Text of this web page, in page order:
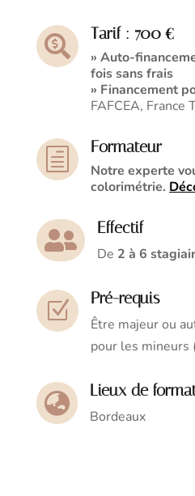
 Tarif : 700 €
» Auto-
fois sans frais
» Financement
FAFCEA, France
h Formateur
Notre experte
colorimétrie.
 Effectif
De 2 à 6
Z Pré-requis
Être majeur ou
pour les mineurs
 Lieux de
Bordeaux